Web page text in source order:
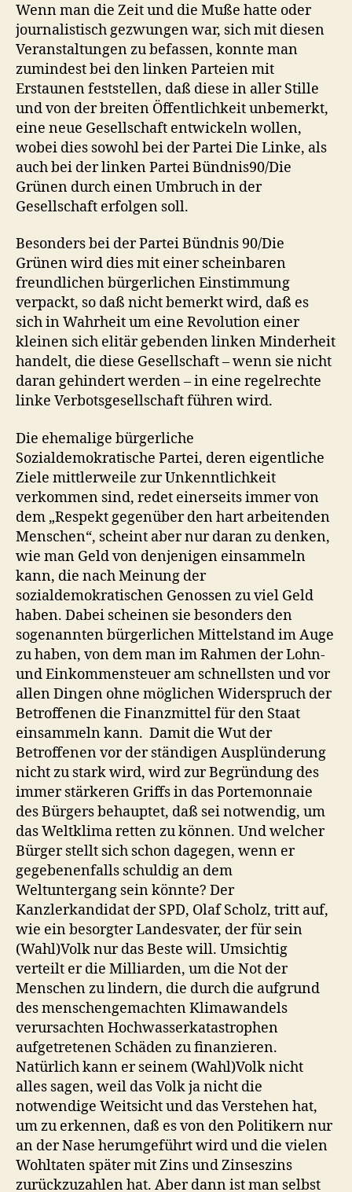
Wenn man die Zeit und die Muße hatte oder
journalistisch gezwungen war, sich mit diesen
Veranstaltungen zu befassen, konnte man
zumindest bei den linken Parteien mit
Erstaunen feststellen, daß diese in aller Stille
und von der breiten Öffentlichkeit unbemerkt,
eine neue Gesellschaft entwickeln wollen,
wobei dies sowohl bei der Partei Die Linke, als
auch bei der linken Partei Bündnis90/Die
Grünen durch einen Umbruch in der
Gesellschaft erfolgen soll.
Besonders bei der Partei Bündnis 90/Die
Grünen wird dies mit einer scheinbaren
freundlichen bürgerlichen Einstimmung
verpackt, so daß nicht bemerkt wird, daß es
sich in Wahrheit um eine Revolution einer
kleinen sich elitär gebenden linken Minderheit
handelt, die diese Gesellschaft – wenn sie nicht
daran gehindert werden – in eine regelrechte
linke Verbotsgesellschaft führen wird.
Die ehemalige bürgerliche
Sozialdemokratische Partei, deren eigentliche
Ziele mittlerweile zur Unkenntlichkeit
verkommen sind, redet einerseits immer von
dem „Respekt gegenüber den hart arbeitenden
Menschen“, scheint aber nur daran zu denken,
wie man Geld von denjenigen einsammeln
kann, die nach Meinung der
sozialdemokratischen Genossen zu viel Geld
haben. Dabei scheinen sie besonders den
sogenannten bürgerlichen Mittelstand im Auge
zu haben, von dem man im Rahmen der Lohn-
und Einkommensteuer am schnellsten und vor
allen Dingen ohne möglichen Widerspruch der
Betroffenen die Finanzmittel für den Staat
einsammeln kann. Damit die Wut der
Betroffenen vor der ständigen Ausplünderung
nicht zu stark wird, wird zur Begründung des
immer stärkeren Griffs in das Portemonnaie
des Bürgers behauptet, daß sei notwendig, um
das Weltklima retten zu können. Und welcher
Bürger stellt sich schon dagegen, wenn er
gegebenenfalls schuldig an dem
Weltuntergang sein könnte? Der
Kanzlerkandidat der SPD, Olaf Scholz, tritt auf,
wie ein besorgter Landesvater, der für sein
(Wahl)Volk nur das Beste will. Umsichtig
verteilt er die Milliarden, um die Not der
Menschen zu lindern, die durch die aufgrund
des menschengemachten Klimawandels
verursachten Hochwasserkatastrophen
aufgetretenen Schäden zu finanzieren.
Natürlich kann er seinem (Wahl)Volk nicht
alles sagen, weil das Volk ja nicht die
notwendige Weitsicht und das Verstehen hat,
um zu erkennen, daß es von den Politikern nur
an der Nase herumgeführt wird und die vielen
Wohltaten später mit Zins und Zinseszins
zurückzuzahlen hat. Aber dann ist man selbst